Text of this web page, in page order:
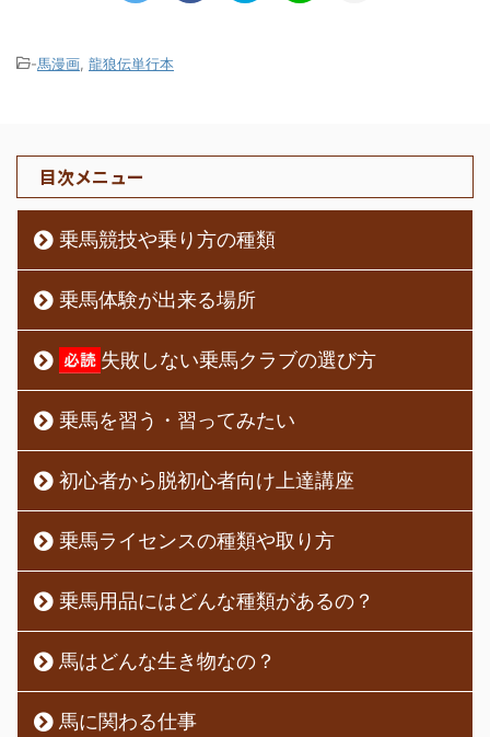
-馬漫画 龍狼伝単行本
目次メニュー
乗馬競技や乗り方の種類
乗馬体験が出来る場所
失敗しない乗馬クラブの選び方
乗馬を習う・習ってみたい
初心者から脱初心者向け上達講座
乗馬ライセンスの種類や取り方
乗馬用品にはどんな種類があるの？
馬はどんな生き物なの？
馬に関わる仕事